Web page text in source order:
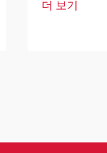
로 자리 잡
더 보기